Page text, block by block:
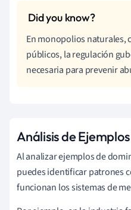
En monopolios naturales,
públicos, la regulación
necesaria para prevenir
Análisis de
Al analizar ejemplos de
puedes identificar patrones
funcionan los sistemas de